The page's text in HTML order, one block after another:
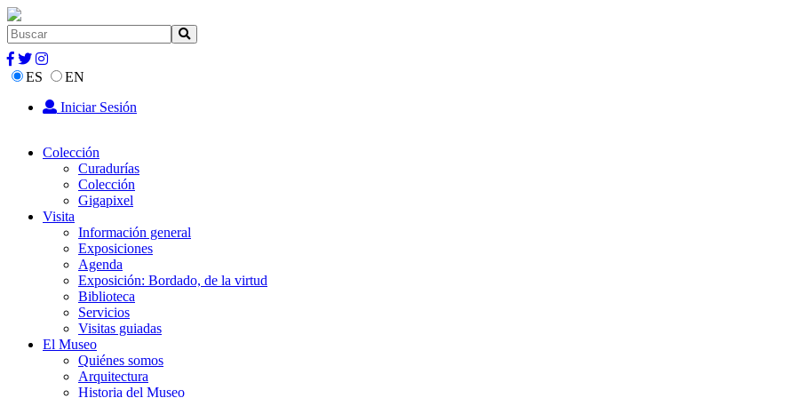
ES
EN
Iniciar Sesión
Colección
Curadurías
Colección
Gigapixel
Visita
Información general
Exposiciones
Agenda
Exposición: Bordado, de la virtud
Biblioteca
Servicios
Visitas guiadas
El Museo
Quiénes somos
Arquitectura
Historia del Museo